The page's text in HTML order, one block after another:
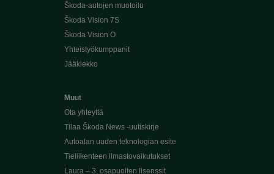
Škoda-autojen muotoilu
Škoda Vision 7S
Škoda Vision O
Yhteistyökumppanit
Jääkiekko
Muut
Ota yhteyttä
Tilaa Škoda News -uutiskirje
Autoalan uuden teknologian esite
Tieliikenteen ilmastovaikutukset
Laura – 3. osapuolten lisenssit